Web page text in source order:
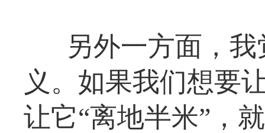
另外一方面，
义。如果我们想要
让它“离地半米”，